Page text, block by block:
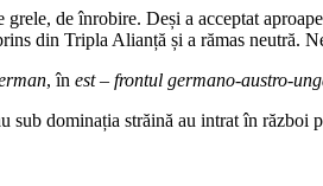
de înrobire. Deși a acceptat
din Tripla Alianță și a rămas neutră.
, în est – frontul germano-austro-
sub dominația străină au intrat în război